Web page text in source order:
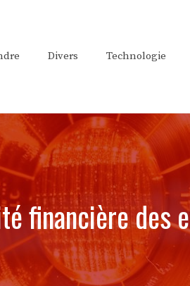
Divers Technologie
financière des